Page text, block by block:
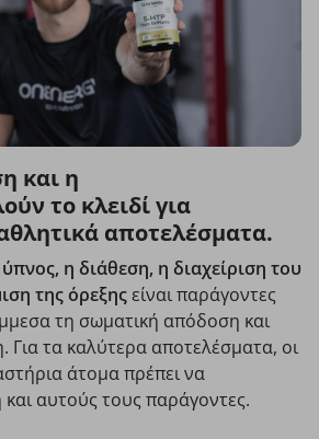
και η
το κλειδί για
αποτελέσματα.
η διάθεση, η διαχείριση του
της όρεξηςείναι παράγοντες
τη σωματική απόδοση και
Για τα καλύτερα αποτελέσματα, οι
άτομα πρέπει να
αυτούς τους παράγοντες.